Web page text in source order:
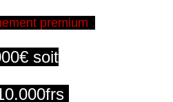
premium :
soit